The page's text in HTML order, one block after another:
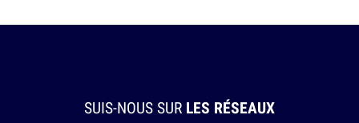
SUIS-NOUS SUR LES RÉSEAUX